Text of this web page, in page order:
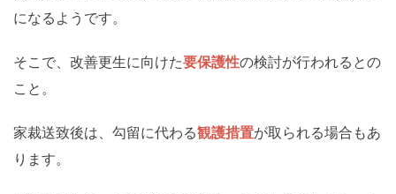
になるようです。
そこで、改善更生に向けた要保護性の検討が行われるとの
こと。
家裁送致後は、勾留に代わる観護措置が取られる場合もあ
ります。